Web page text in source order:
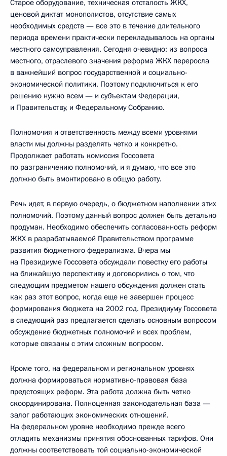
Старое оборудование, техническая отсталость ЖКХ,
ценовой диктат монополистов, отсутствие самых
необходимых средств — все это в течение длительного
периода времени практически перекладывалось на органы
местного самоуправления. Сегодня очевидно: из вопроса
местного, отраслевого значения реформа ЖКХ переросла
в важнейший вопрос государственной и социально-
экономической политики. Поэтому подключиться к его
решению нужно всем — и субъектам Федерации,
и Правительству, и Федеральному Собранию.
Полномочия и ответственность между всеми уровнями
власти мы должны разделять четко и конкретно.
Продолжает работать комиссия Госсовета
по разграничению полномочий, и я думаю, что все это
должно быть вмонтировано в общую работу.
Речь идет, в первую очередь, о бюджетном наполнении этих
полномочий. Поэтому данный вопрос должен быть детально
продуман. Необходимо обеспечить согласованность реформ
ЖКХ в разрабатываемой Правительством программе
развития бюджетного федерализма. Вчера мы
на Президиуме Госсовета обсуждали повестку его работы
на ближайшую перспективу и договорились о том, что
следующим предметом нашего обсуждения должен стать
как раз этот вопрос, когда еще не завершен процесс
формирования бюджета на 2002 год. Президиуму Госсовета
в следующий раз предлагается сделать основным вопросом
обсуждение бюджетных полномочий и всех проблем,
которые связаны с этим сложным вопросом.
Кроме того, на федеральном и региональном уровнях
должна формироваться нормативно-правовая база
предстоящих реформ. Эта работа должна быть четко
скоординирована. Полноценная законодательная база —
залог работающих экономических отношений.
На федеральном уровне необходимо прежде всего
отладить механизмы принятия обоснованных тарифов. Они
должны соответствовать той социально-экономической